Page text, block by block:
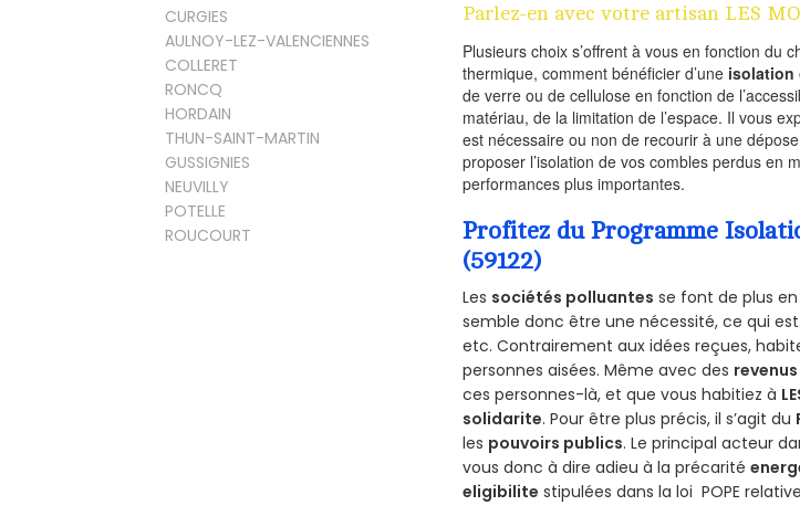
CURGIES
AULNOY-LEZ-VALENCIENNES
COLLERET
RONCQ
HORDAIN
THUN-SAINT-MARTIN
GUSSIGNIES
NEUVILLY
POTELLE
ROUCOURT
Parlez-en avec votre artisan LES
Plusieurs choix s’offrent à vous en fonction du
thermique, comment bénéficier d’une isolation
de verre ou de cellulose en fonction de
matériau, de la limitation de l’espace. Il vous
est nécessaire ou non de recourir à une
proposer l’isolation de vos combles perdus en
performances plus importantes.
Profitez du Programme
(59122)
Les sociétés polluantes se font de plus
semble donc être une nécessité, ce qui
etc. Contrairement aux idées reçues,
personnes aisées. Même avec des
ces personnes-là, et que vous habitiez à
solidarite. Pour être plus précis, il s’agit du
les pouvoirs publics. Le principal acteur
vous donc à dire adieu à la précarité
eligibilite stipulées dans la loi POPE